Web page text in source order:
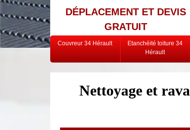
DÉPLACEMENT ET DEVIS
GRATUIT
Couvreur 34 Hérault
Etanchéité toiture 34
Hérault
Nettoyage et